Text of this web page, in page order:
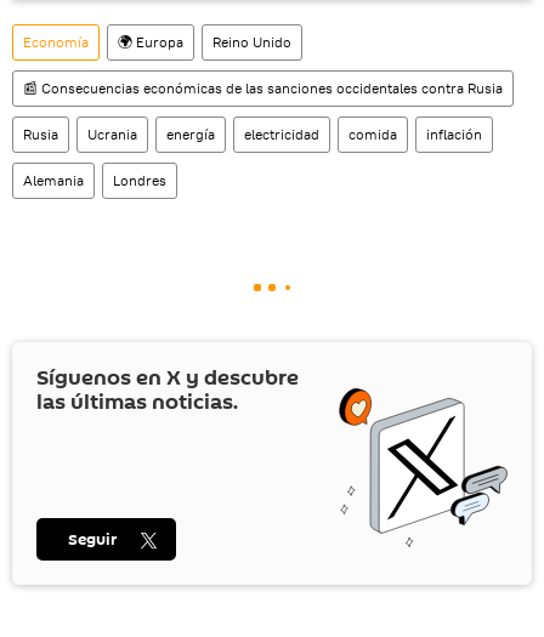
Economía 🌍 Europa Reino Unido
📰 Consecuencias económicas de las sanciones occidentales contra Rusia
Rusia Ucrania energía electricidad comida inflación
Alemania Londres
Síguenos en X y descubre
las últimas noticias.
Seguir